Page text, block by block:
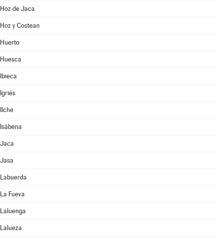
Hoz de Jaca
Hoz y Costean
Huerto
Huesca
Ibieca
Igriés
Ilche
Isábena
Jaca
Jasa
Labuerda
La Fueva
Laluenga
Lalueza